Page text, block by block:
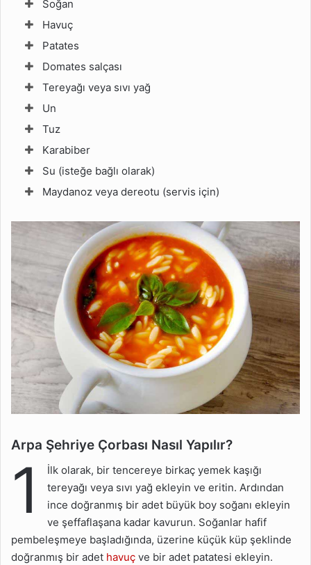
Soğan
Havuç
Patates
Domates salçası
Tereyağı veya sıvı yağ
Un
Tuz
Karabiber
Su (isteğe bağlı olarak)
Maydanoz veya dereotu (servis için)
Arpa Şehriye Çorbası Nasıl Yapılır?
1
İlk olarak, bir tencereye birkaç yemek kaşığı
tereyağı veya sıvı yağ ekleyin ve eritin. Ardından
ince doğranmış bir adet büyük boy soğanı ekleyin
ve şeffaflaşana kadar kavurun. Soğanlar hafif
pembeleşmeye başladığında, üzerine küçük küp şeklinde
doğranmış bir adet havuç ve bir adet patatesi ekleyin.